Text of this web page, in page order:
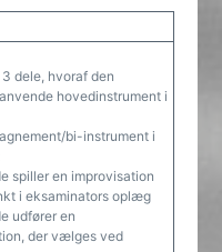
dele, hvoraf den
hovedinstrument i
bi-instrument i
spiller en improvisation
i eksaminators oplæg
udfører en
der vælges ved